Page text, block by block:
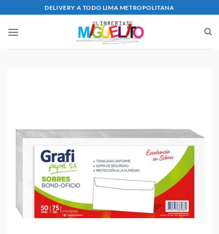
al
contenido
DELIVERY A TODO LIMA METROPOLITANA